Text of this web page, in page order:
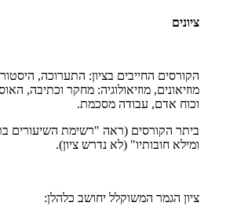
ציונים
הקורסים החייבים בציון: התערוכה,
מוזיאונים, מוזיאולוגיה: מחקר וכתיבה,
וכוח אדם, עבודה מסכמת.
ביתר הקורסים (ראה "רשימת השיעורים
ומילא חובותיו" (לא נדרש ציון).
ציון הגמר המשוקלל יחושב כלהלן: